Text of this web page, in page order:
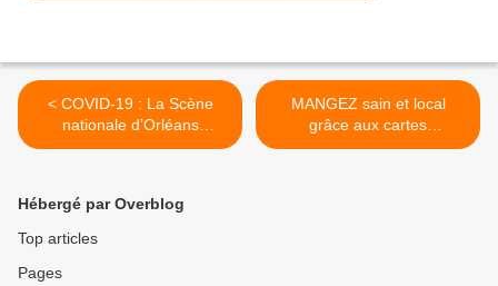
< COVID-19 : La Scène
nationale d’Orléans
communique sur le
MANGEZ sain et local
grâce aux cartes
interactives mises en ligne
Hébergé par Overblog
Top articles
Pages